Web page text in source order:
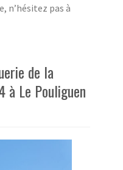
n’hésitez pas à
de la
à Le Pouliguen